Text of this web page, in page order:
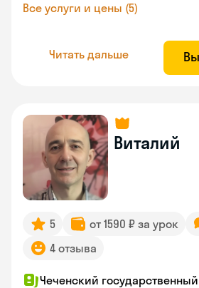
Все услуги и цены (5)
Читать дальше
Виталий
5 от 1590 ₽ за урок
4 отзыва
Чеченский